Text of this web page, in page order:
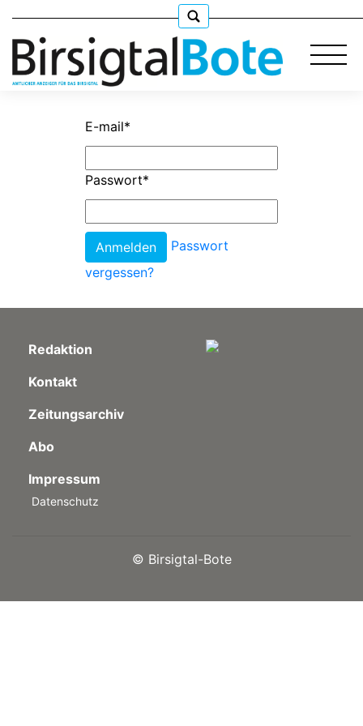
E-mail*
Passwort*
Passwort
vergessen?
Redaktion
Kontakt
Zeitungsarchiv
Abo
Impressum
Datenschutz
© Birsigtal-Bote